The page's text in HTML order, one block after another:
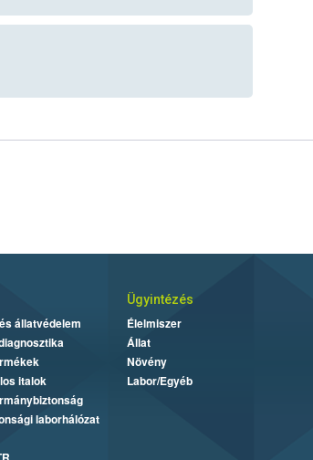
állatvédelem
italok
laborhálózat
Ügyintézés
Élelmiszer
Állat
Növény
Labor/Egyéb